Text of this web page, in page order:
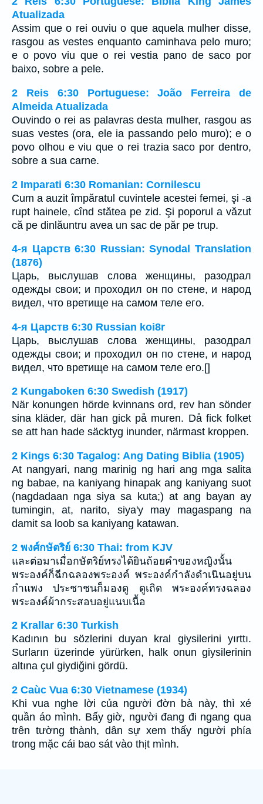
Atualizada
Assim que o rei ouviu o que aquela mulher disse,
rasgou as vestes enquanto caminhava pelo muro;
e o povo viu que o rei vestia pano de saco por
baixo, sobre a pele.
2 Reis 6:30 Portuguese: João Ferreira de
Almeida Atualizada
Ouvindo o rei as palavras desta mulher, rasgou as
suas vestes (ora, ele ia passando pelo muro); e o
povo olhou e viu que o rei trazia saco por dentro,
sobre a sua carne.
2 Imparati 6:30 Romanian: Cornilescu
Cum a auzit împăratul cuvintele acestei femei, şi -a
rupt hainele, cînd stătea pe zid. Şi poporul a văzut
că pe dinlăuntru avea un sac de păr pe trup.
4-я Царств 6:30 Russian: Synodal Translation
(1876)
Царь, выслушав слова женщины, разодрал
одежды свои; и проходил он по стене, и народ
видел, что вретище на самом теле его.
4-я Царств 6:30 Russian koi8r
Царь, выслушав слова женщины, разодрал
одежды свои; и проходил он по стене, и народ
видел, что вретище на самом теле его.[]
2 Kungaboken 6:30 Swedish (1917)
När konungen hörde kvinnans ord, rev han sönder
sina kläder, där han gick på muren. Då fick folket
se att han hade säcktyg inunder, närmast kroppen.
2 Kings 6:30 Tagalog: Ang Dating Biblia (1905)
At nangyari, nang marinig ng hari ang mga salita
ng babae, na kaniyang hinapak ang kaniyang suot
(nagdadaan nga siya sa kuta;) at ang bayan ay
tumingin, at, narito, siya'y may magaspang na
damit sa loob sa kaniyang katawan.
2 พงศ์กษัตริย์ 6:30 Thai: from KJV
และต่อมาเมื่อกษัตริย์ทรงได้ยินถ้อยคำของหญิงนั้น
พระองค์ก็ฉีกฉลองพระองค์ พระองค์กำลังดำเนินอยู่บน
กำแพง ประชาชนก็มองดู ดูเถิด พระองค์ทรงฉลอง
พระองค์ผ้ากระสอบอยู่แนบเนื้อ
2 Krallar 6:30 Turkish
Kadının bu sözlerini duyan kral giysilerini yırttı.
Surların üzerinde yürürken, halk onun giysilerinin
altına çul giydiğini gördü.
2 Caùc Vua 6:30 Vietnamese (1934)
Khi vua nghe lời của người đờn bà này, thì xé
quần áo mình. Bấy giờ, người đang đi ngang qua
trên tường thành, dân sự xem thấy người phía
trong mặc cái bao sát vào thịt mình.